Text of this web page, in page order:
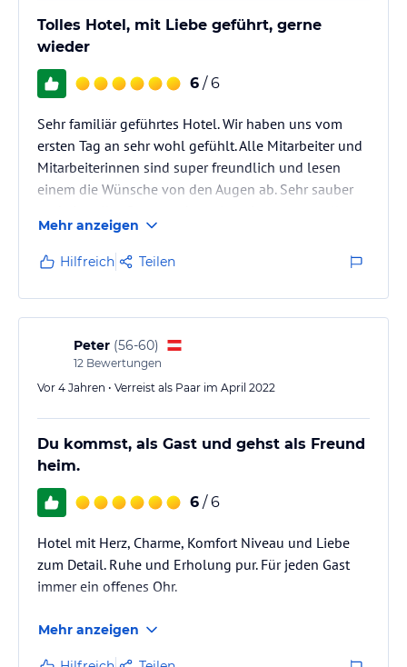
Tolles Hotel, mit Liebe geführt, gerne
wieder
6 / 6
Sehr familiär geführtes Hotel. Wir haben uns vom
ersten Tag an sehr wohl gefühlt. Alle Mitarbeiter und
Mitarbeiterinnen sind super freundlich und lesen
einem die Wünsche von den Augen ab. Sehr sauber
Eindruck ab. Das Essen ist einsame Spitze und
wirklich ein Erlebnis.
Mehr anzeigen
Hilfreich Teilen
Peter (56-60)
12 Bewertungen
Vor 4 Jahren • Verreist als Paar im April 2022
Du kommst, als Gast und gehst als Freund
heim.
6 / 6
Hotel mit Herz, Charme, Komfort Niveau und Liebe
zum Detail. Ruhe und Erholung pur. Für jeden Gast
immer ein offenes Ohr.
Mehr anzeigen